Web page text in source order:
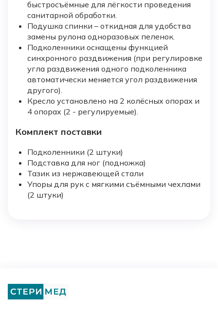
быстросъёмные для лёгкости проведения
санитарной обработки.
Подушка спинки – откидная для удобства
замены рулона одноразовых пеленок.
Подколенники оснащены функцией
синхронного раздвижения (при регулировке
угла раздвижения одного подколенника
автоматически меняется угол раздвижения
другого).
Кресло установлено на 2 колёсных опорах и
4 опорах (2 - регулируемые).
Комплект поставки
Подколенники (2 штуки)
Подставка для ног (подножка)
Тазик из нержавеющей стали
Упоры для рук с мягкими съёмными чехлами
(2 штуки)